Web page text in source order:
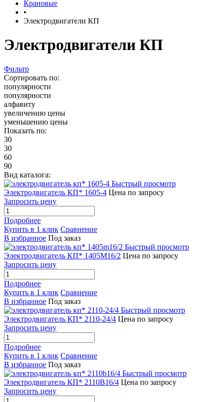
Крановые
•
Электродвигатели КП
Электродвигатели КП
Фильтр
Сортировать по:
популярности
популярности
алфавиту
увеличению цены
уменьшению цены
Показать по:
30
30
60
90
Вид каталога:
Быстрый просмотр
Электродвигатель КП* 1605-4 Цена по запросу
Запросить цену
Подробнее
Купить в 1 клик Сравнение
В избранное Под заказ
Быстрый просмотр
Электродвигатель КП* 1405M16/2 Цена по запросу
Запросить цену
Подробнее
Купить в 1 клик Сравнение
В избранное Под заказ
Быстрый просмотр
Электродвигатель КП* 2110-24/4 Цена по запросу
Запросить цену
Подробнее
Купить в 1 клик Сравнение
В избранное Под заказ
Быстрый просмотр
Электродвигатель КП* 2110B16/4 Цена по запросу
Запросить цену